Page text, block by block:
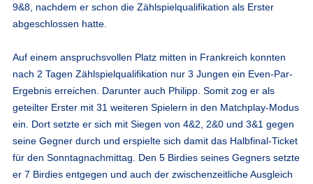
9&8, nachdem er schon die Zählspielqualifikation als Erster
abgeschlossen hatte.
Auf einem anspruchsvollen Platz mitten in Frankreich konnten
nach 2 Tagen Zählspielqualifikation nur 3 Jungen ein Even-Par-
Ergebnis erreichen. Darunter auch Philipp. Somit zog er als
geteilter Erster mit 31 weiteren Spielern in den Matchplay-Modus
ein. Dort setzte er sich mit Siegen von 4&2, 2&0 und 3&1 gegen
seine Gegner durch und erspielte sich damit das Halbfinal-Ticket
für den Sonntagnachmittag. Den 5 Birdies seines Gegners setzte
er 7 Birdies entgegen und auch der zwischenzeitliche Ausgleich